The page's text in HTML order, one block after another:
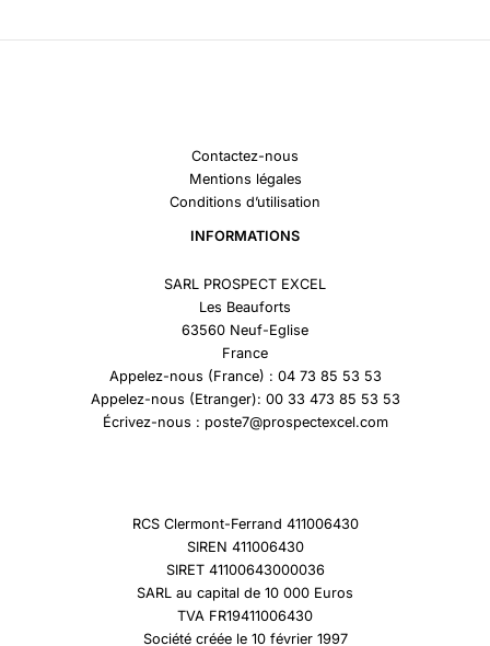
Contactez-nous
Mentions légales
Conditions d’utilisation
INFORMATIONS
SARL PROSPECT EXCEL
Les Beauforts
63560 Neuf-Eglise
France
Appelez-nous (France) : 04 73 85 53 53
Appelez-nous (Etranger): 00 33 473 85 53 53
Écrivez-nous : poste7@prospectexcel.com
RCS Clermont-Ferrand 411006430
SIREN 411006430
SIRET 41100643000036
SARL au capital de 10 000 Euros
TVA FR19411006430
Société créée le 10 février 1997